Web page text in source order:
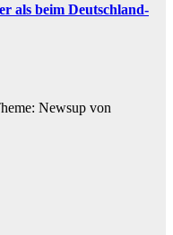
als beim Deutschland-
Newsup von